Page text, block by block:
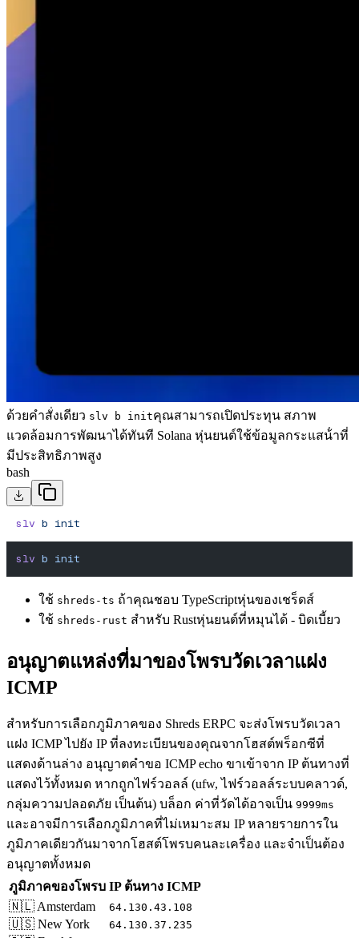
ด้วยคําสั่งเดียว slv b initคุณสามารถเปิดประทุน สภาพ
แวดล้อมการพัฒนาได้ทันที Solana หุ่นยนต์ใช้ข้อมูลกระแสน้ําที่
มีประสิทธิภาพสูง
bash
slv b init
slv b init
ใช้ shreds-ts ถ้าคุณชอบ TypeScriptหุ่นของเชร็ดส์
ใช้ shreds-rust สําหรับ Rustหุ่นยนต์ที่หมุนได้ - บิดเบี้ยว
อนุญาตแหล่งที่มาของโพรบวัดเวลาแฝง
ICMP
สำหรับการเลือกภูมิภาคของ Shreds ERPC จะส่งโพรบวัดเวลา
แฝง ICMP ไปยัง IP ที่ลงทะเบียนของคุณจากโฮสต์พร็อกซีที่
แสดงด้านล่าง อนุญาตคำขอ ICMP echo ขาเข้าจาก IP ต้นทางที่
แสดงไว้ทั้งหมด หากถูกไฟร์วอลล์ (ufw, ไฟร์วอลล์ระบบคลาวด์,
กลุ่มความปลอดภัย เป็นต้น) บล็อก ค่าที่วัดได้อาจเป็น 9999ms
และอาจมีการเลือกภูมิภาคที่ไม่เหมาะสม IP หลายรายการใน
ภูมิภาคเดียวกันมาจากโฮสต์โพรบคนละเครื่อง และจำเป็นต้อง
อนุญาตทั้งหมด
ภูมิภาคของโพรบ IP ต้นทาง ICMP
🇳🇱 Amsterdam
64.130.43.108
🇺🇸 New York 64.130.37.235